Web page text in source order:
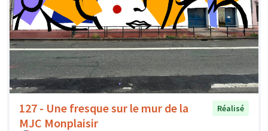
127 - Une fresque sur le mur de la
MJC Monplaisir
Réalisé